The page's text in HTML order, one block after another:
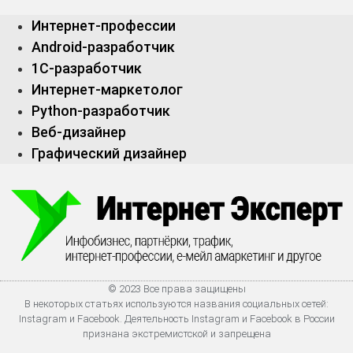
Интернет-профессии
Android-разработчик
1С-разработчик
Интернет-маркетолог
Python-разработчик
Веб-дизайнер
Графический дизайнер
© 2023 Все права защищены
В некоторых статьях используются названия социальных сетей:
Instagram и Facebook. Деятельность Instagram и Facebook в России
признана экстремистской и запрещена